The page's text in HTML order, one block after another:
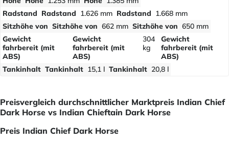
Radstand Radstand 1.626 mm Radstand 1.668 mm
Sitzhöhe von Sitzhöhe von 662 mm Sitzhöhe von 650 mm
Gewicht
fahrbereit (mit
ABS)
Gewicht
fahrbereit (mit
ABS)
304
kg
Gewicht
fahrbereit (mit
ABS)
Tankinhalt Tankinhalt 15,1 l Tankinhalt 20,8 l
Preisvergleich durchschnittlicher Marktpreis Indian Chief
Dark Horse vs Indian Chieftain Dark Horse
Preis Indian Chief Dark Horse